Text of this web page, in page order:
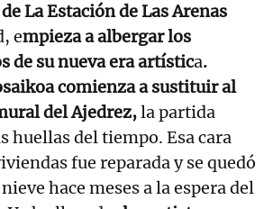
La Estación de Las Arenas
empieza a albergar los
de su nueva era artística.
comienza a sustituir al
del Ajedrez,la partida
huellas del tiempo. Esa cara
fue reparada y se quedó
hace meses a la espera del